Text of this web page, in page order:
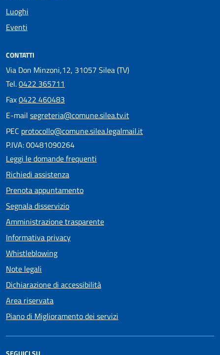
Luoghi
Eventi
CONTATTI
Via Don Minzoni,12, 31057 Silea (TV)
Tel.0422 365711
Fax0422 460483
E-mail segreteria@comune.silea.tv.it
PEC protocollo@comune.silea.legalmail.it
P.IVA: 00481090264
Leggi le domande frequenti
Richiedi assistenza
Prenota appuntamento
Segnala disservizio
Amministrazione trasparente
Informativa privacy
Whistleblowing
Note legali
Dichiarazione di accessibilità
Area riservata
Piano di Miglioramento dei servizi